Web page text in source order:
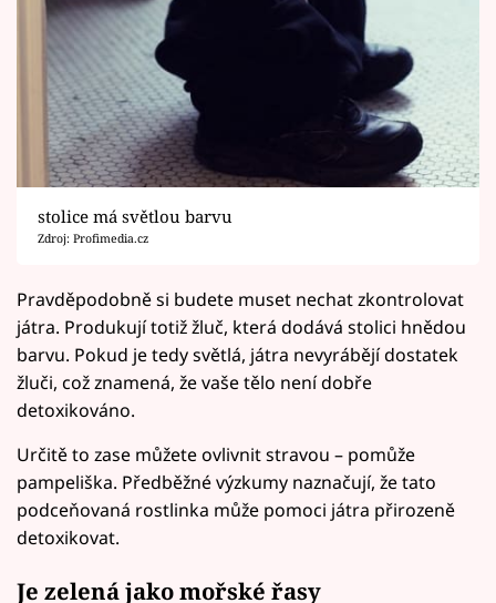
stolice má světlou barvu
Zdroj: Profimedia.cz
Pravděpodobně si budete muset nechat zkontrolovat
játra. Produkují totiž žluč, která dodává stolici hnědou
barvu. Pokud je tedy světlá, játra nevyrábějí dostatek
žluči, což znamená, že vaše tělo není dobře
detoxikováno.
Určitě to zase můžete ovlivnit stravou – pomůže
pampeliška. Předběžné výzkumy naznačují, že tato
podceňovaná rostlinka může pomoci játra přirozeně
detoxikovat.
Je zelená jako mořské řasy